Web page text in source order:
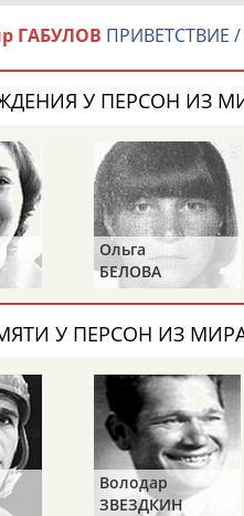
известном
своих героев! Герои
Рустам
АБДУРАШИДОВ
Элизабет
АБРААМЯН
ГАБУЛОВ ПРИВЕТСТВИЕ
У ПЕРСОН ИЗ
Сергей
ЛАСЬКОВ
У ПЕРСОН ИЗ
Володар
ЗВЕЗДКИН